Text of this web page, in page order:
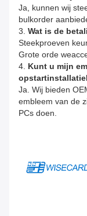
Ja, kunnen wij
bulkorder
3. Wat is de
Steekproeven
Grote orde
4. Kunt u mijn
Ja. Wij bieden
embleem van de
PCs doen.